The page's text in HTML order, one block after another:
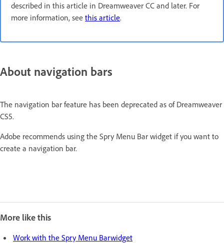
described in this article in Dreamweaver CC and later. For
more information, see this article.
About navigation bars
The navigation bar feature has been deprecated as of Dreamweaver
CS5.
Adobe recommends using the Spry Menu Bar widget if you want to
create a navigation bar.
More like this
Work with the Spry Menu Barwidget